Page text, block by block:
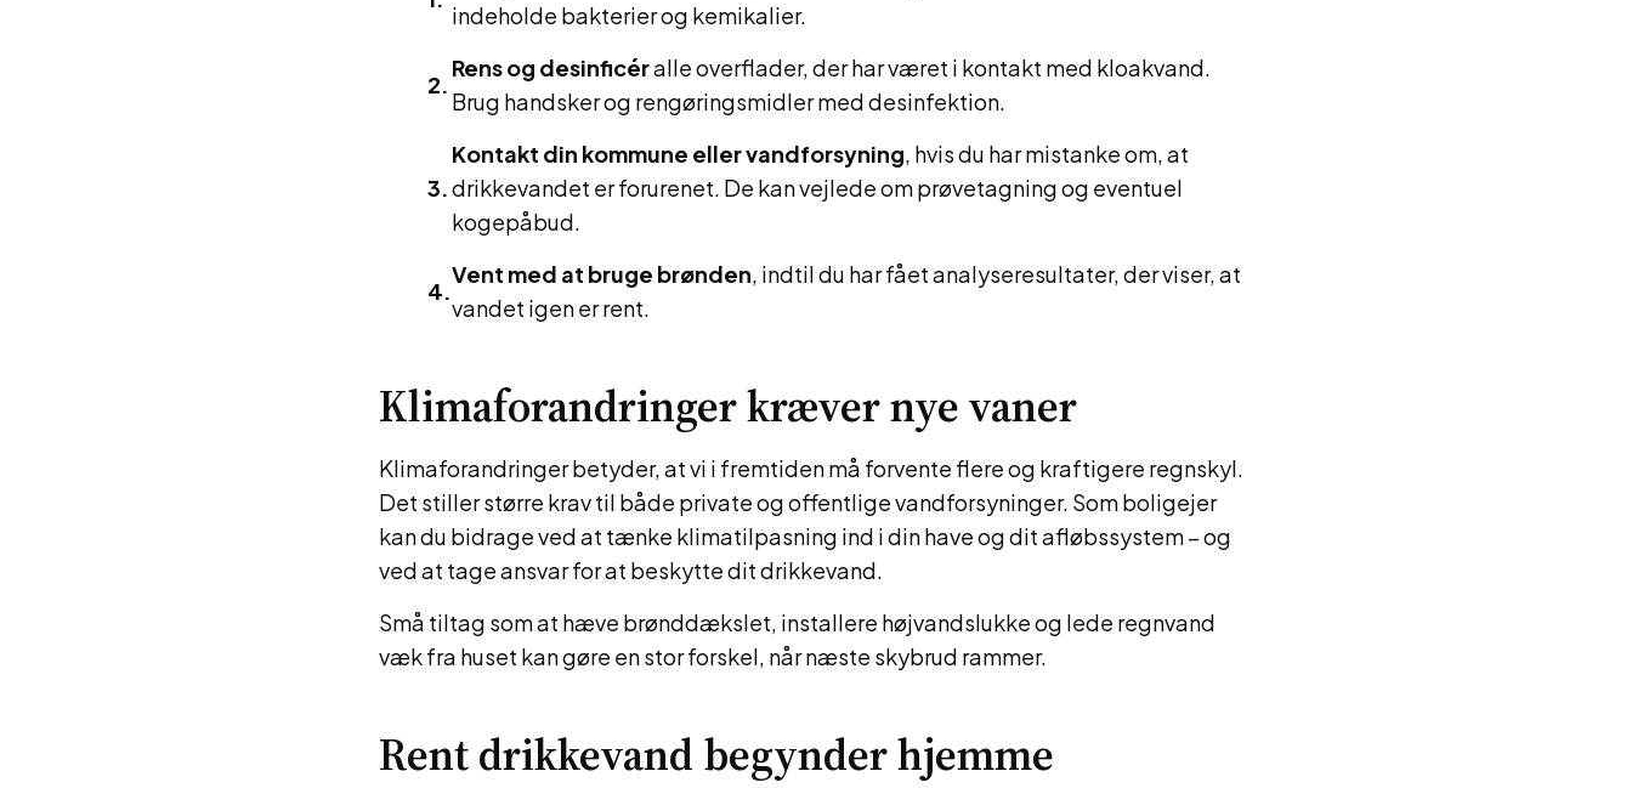
indeholde bakterier og kemikalier.
Rens og desinficéralle overflader, der har været i kontakt med kloakvand.
Brug handsker og rengøringsmidler med desinfektion.
Kontakt din kommune eller vandforsyning, hvis du har mistanke om, at
drikkevandet er forurenet. De kan vejlede om prøvetagning og eventuel
kogepåbud.
Vent med at bruge brønden, indtil du har fået analyseresultater, der viser, at
vandet igen er rent.
Klimaforandringer kræver nye vaner
Klimaforandringer betyder, at vi i fremtiden må forvente flere og kraftigere regnskyl.
Det stiller større krav til både private og offentlige vandforsyninger. Som boligejer
kan du bidrage ved at tænke klimatilpasning ind i din have og dit afløbssystem – og
ved at tage ansvar for at beskytte dit drikkevand.
Små tiltag som at hæve brønddækslet, installere højvandslukke og lede regnvand
væk fra huset kan gøre en stor forskel, når næste skybrud rammer.
Rent drikkevand begynder hjemme